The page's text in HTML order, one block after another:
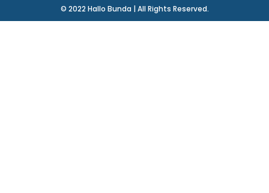
© 2022 Hallo Bunda | All Rights Reserved.